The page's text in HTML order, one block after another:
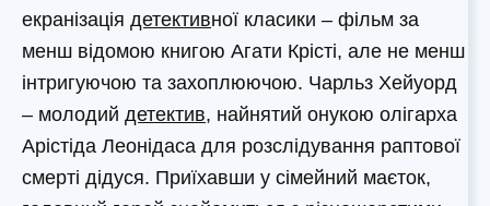
екранізація детективної класики – фільм за
менш відомою книгою Агати Крісті, але не менш
інтригуючою та захоплюючою. Чарльз Хейуорд
– молодий детектив, найнятий онукою олігарха
Арістіда Леонідаса для розслідування раптової
смерті дідуся. Приїхавши у сімейний маєток,